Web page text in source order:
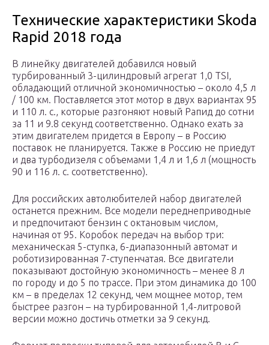
Технические характеристики Skoda
Rapid 2018 года
В линейку двигателей добавился новый
турбированный 3-цилиндровый агрегат 1,0 TSI,
обладающий отличной экономичностью – около 4,5 л
/ 100 км. Поставляется этот мотор в двух вариантах 95
и 110 л. с., которые разгоняют новый Рапид до сотни
за 11 и 9.8 секунд соответственно. Однако ехать за
этим двигателем придется в Европу – в Россию
поставок не планируется. Также в Россию не приедут
и два турбодизеля с объемами 1,4 л и 1,6 л (мощность
90 и 116 л. с. соответственно).
Для российских автолюбителей набор двигателей
останется прежним. Все модели переднеприводные
и предпочитают бензин с октановым числом,
начиная от 95. Коробок передач на выбор три:
механическая 5-ступка, 6-диапазонный автомат и
роботизированная 7-ступенчатая. Все двигатели
показывают достойную экономичность – менее 8 л
по городу и до 5 по трассе. При этом динамика до 100
км – в пределах 12 секунд, чем мощнее мотор, тем
быстрее разгон – на турбированной 1,4-литровой
версии можно достичь отметки за 9 секунд.